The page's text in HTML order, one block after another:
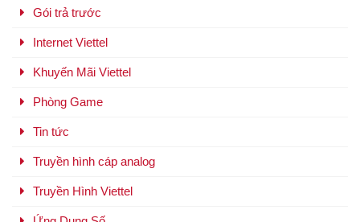
Gói trả trước
Internet Viettel
Khuyến Mãi Viettel
Phòng Game
Tin tức
Truyền hình cáp analog
Truyền Hình Viettel